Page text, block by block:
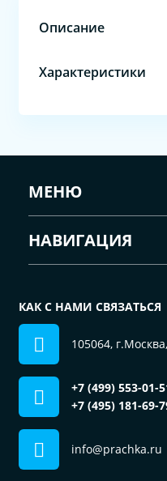
Описание
Характеристики
МЕНЮ
НАВИГАЦИЯ
КАК С НАМИ СВЯЗАТЬСЯ
105064,
+7 (499) 553-01-
+7 (495) 181-69-
info@prachka.ru